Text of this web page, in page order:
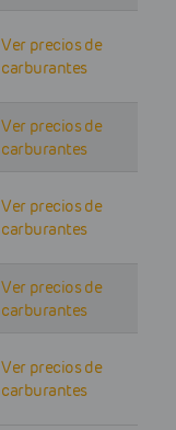
Ver precios de
carburantes
Ver precios de
carburantes
Ver precios de
carburantes
Ver precios de
carburantes
Ver precios de
carburantes